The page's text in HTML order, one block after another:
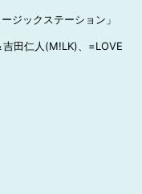
ジックステーション」
田仁人(M!LK)、=LOVE